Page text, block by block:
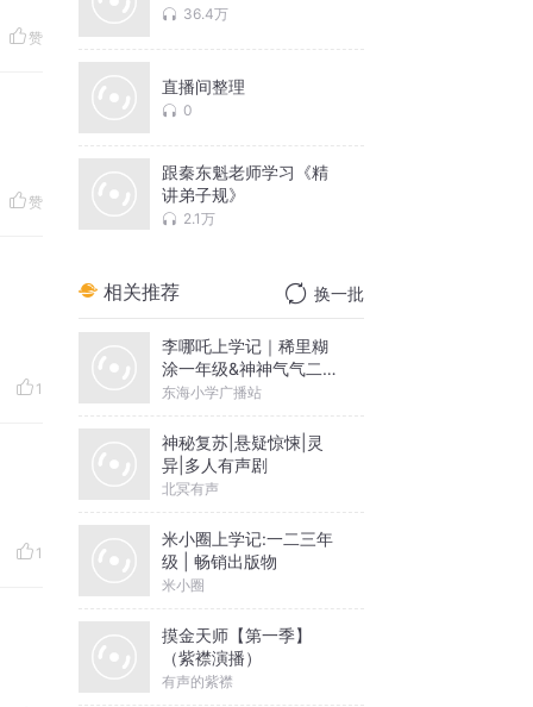
赞
赞
1
1
36.4万
直播间整理
0
跟秦东魁老师学习《精
讲弟子规》
2.1万
相关推荐 换一批
李哪吒上学记｜稀里糊
涂一年级&神神气气二年
级
东海小学广播站
神秘复苏|悬疑惊悚|灵
异|多人有声剧
北冥有声
米小圈上学记:一二三年
级 | 畅销出版物
米小圈
摸金天师【第一季】
（紫襟演播）
有声的紫襟